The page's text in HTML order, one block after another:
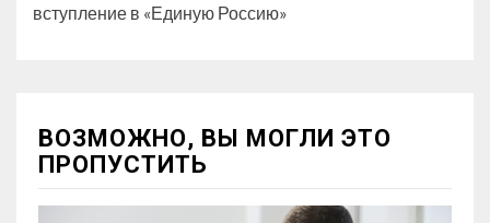
вступление в «Единую Россию»
ВОЗМОЖНО, ВЫ МОГЛИ ЭТО
ПРОПУСТИТЬ